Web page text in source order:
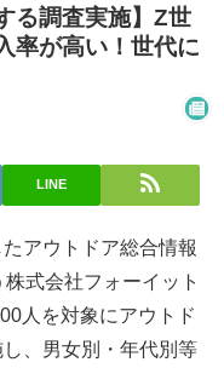
る調査実施】Z世
率が高い！世代に
LINE
アウトドア総合情報
式会社フォーイット
人を対象にアウトド
、男女別・年代別等